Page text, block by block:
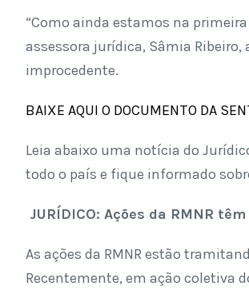
“Como ainda estamos na
assessora jurídica, Sâmia Ribeiro,
improcedente.
BAIXE AQUI O DOCUMENTO DA
Leia abaixo uma notícia do
todo o país e fique informado
JURÍDICO: Ações da RMNR
As ações da RMNR estão
Recentemente, em ação coletiva